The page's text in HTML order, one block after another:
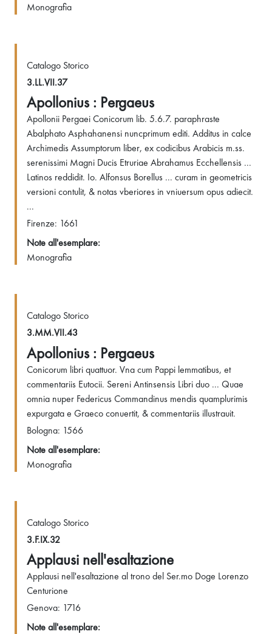
Monografia
Catalogo Storico
3.LL.VII.37
Apollonius : Pergaeus
Apollonii Pergaei Conicorum lib. 5.6.7. paraphraste
Abalphato Asphahanensi nuncprimum editi. Additus in calce
Archimedis Assumptorum liber, ex codicibus Arabicis m.ss.
serenissimi Magni Ducis Etruriae Abrahamus Ecchellensis ...
Latinos reddidit. Io. Alfonsus Borellus ... curam in geometricis
versioni contulit, & notas vberiores in vniuersum opus adiecit.
...
Firenze: 1661
Note all'esemplare:
Monografia
Catalogo Storico
3.MM.VII.43
Apollonius : Pergaeus
Conicorum libri quattuor. Vna cum Pappi lemmatibus, et
commentariis Eutocii. Sereni Antinsensis Libri duo ... Quae
omnia nuper Federicus Commandinus mendis quamplurimis
expurgata e Graeco conuertit, & commentariis illustrauit.
Bologna: 1566
Note all'esemplare:
Monografia
Catalogo Storico
3.F.IX.32
Applausi nell'esaltazione
Applausi nell'esaltazione al trono del Ser.mo Doge Lorenzo
Centurione
Genova: 1716
Note all'esemplare: